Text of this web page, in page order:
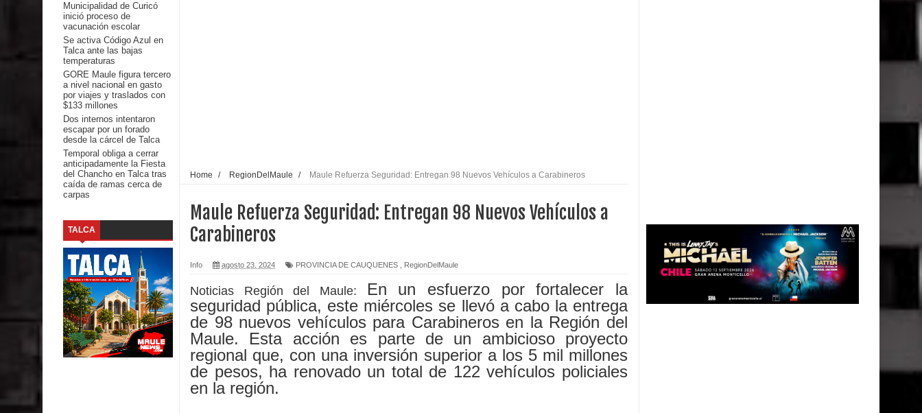
Seremi de Desarrollo Social y Familia mantiene despliegue para apoyar a niños y adolescentes durante la
emergencia.
Del anime al K-pop: especialistas U. de Chile analizan el creciente interés por las culturas japonesa y coreana
Renuncia del seremi Minvu en el Maule golpea al Gobierno en medio de denuncias por viviendas sociales en
Talca
Diputado Jorge Guzmán rechaza proyecto de interconexión eléctrica en la alta cordillera del Maule por su
INDAP entregó $189 millones en incentivos a usuarios de PRODESAL de la provincia de Linares
Municipalidad de Curicó apuesta a la innovación en tecnología educativa con nuevas pantallas interactivas del
Colegio El Boldo
Municipalidad de Curicó inició proceso de vacunación escolar
Se activa Código Azul en Talca ante las bajas temperaturas
GORE Maule figura tercero a nivel nacional en gasto por viajes y traslados con $133 millones
Dos internos intentaron escapar por un forado desde la cárcel de Talca
Municipalidad de Curicó
inició proceso de
vacunación escolar
Se activa Código Azul en
Talca ante las bajas
temperaturas
GORE Maule figura tercero
a nivel nacional en gasto
por viajes y traslados con
$133 millones
Dos internos intentaron
escapar por un forado
desde la cárcel de Talca
Temporal obliga a cerrar
anticipadamente la Fiesta
del Chancho en Talca tras
caída de ramas cerca de
carpas
TALCA
Home / RegionDelMaule / Maule Refuerza Seguridad: Entregan 98 Nuevos Vehículos a Carabineros
Maule Refuerza Seguridad: Entregan 98 Nuevos Vehículos a
Carabineros
Info agosto 23, 2024 PROVINCIA DE CAUQUENES RegionDelMaule
Noticias Región del Maule:
En un esfuerzo por fortalecer la
seguridad pública, este miércoles se llevó a cabo la entrega
de 98 nuevos vehículos para Carabineros en la Región del
Maule. Esta acción es parte de un ambicioso proyecto
regional que, con una inversión superior a los 5 mil millones
de pesos, ha renovado un total de 122 vehículos policiales
en la región.